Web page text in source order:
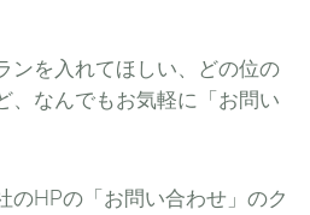
ンを入れてほしい、どの位の
、なんでもお気軽に「お問い
のHPの「お問い合わせ」のク